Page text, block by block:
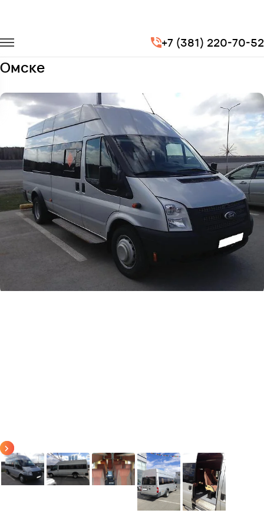
+7 (381) 220-70-52
Микроавтобусы Ford Transit
Заказать Ford Transit с водителем в
Омске